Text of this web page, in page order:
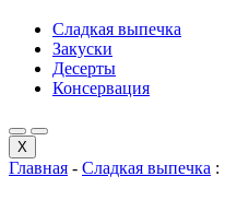
Сладкая выпечка
Закуски
Десерты
Консервация
X
Главная - Сладкая выпечка :